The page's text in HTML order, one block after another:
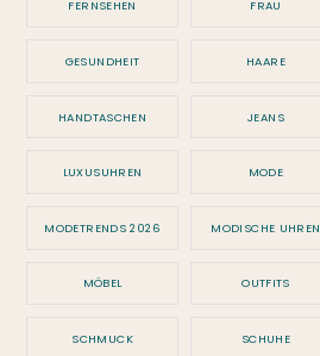
FERNSEHEN FRAU
GESUNDHEIT HAARE
HANDTASCHEN JEANS
LUXUSUHREN MODE
MODETRENDS 2026 MODISCHE UHREN
MÖBEL OUTFITS
SCHMUCK SCHUHE